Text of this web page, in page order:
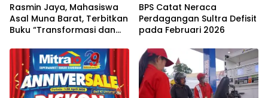
Rasmin Jaya, Mahasiswa
Asal Muna Barat, Terbitkan
Buku “Transformasi dan
BPS Catat Neraca
Perdagangan Sultra Defisit
pada Februari 2026